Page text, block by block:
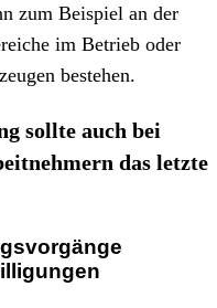
zum Beispiel an der
im Betrieb oder
bestehen.
sollte auch bei
das letzte